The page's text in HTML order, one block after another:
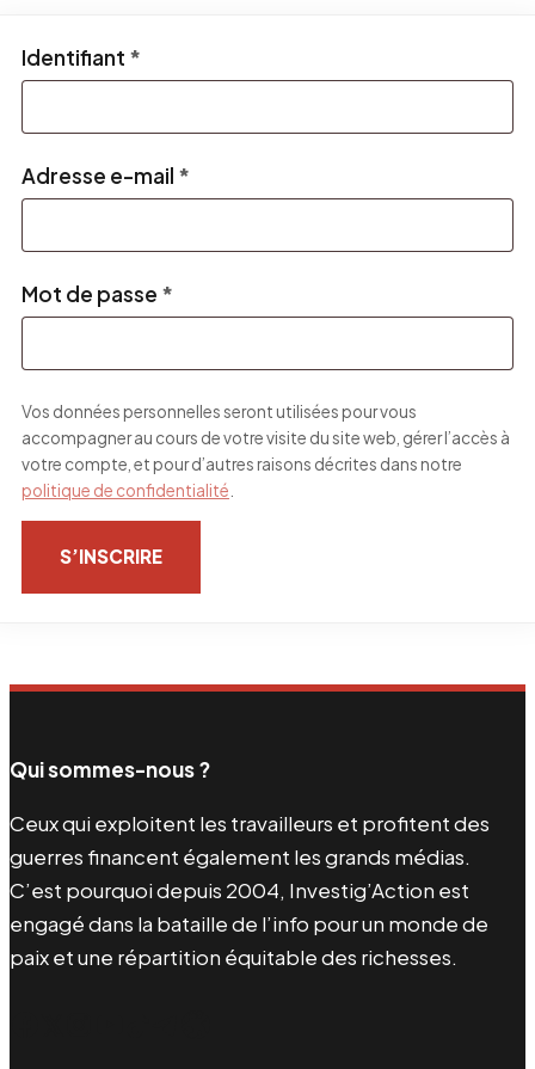
Identifiant *
Adresse e-mail *
Mot de passe *
Vos données personnelles seront utilisées pour vous
accompagner au cours de votre visite du site web, gérer l’accès à
votre compte, et pour d’autres raisons décrites dans notre
politique de confidentialité.
S’INSCRIRE
Qui sommes-nous ?
Ceux qui exploitent les travailleurs et profitent des
guerres financent également les grands médias.
C’est pourquoi depuis 2004, Investig’Action est
engagé dans la bataille de l’info pour un monde de
paix et une répartition équitable des richesses.